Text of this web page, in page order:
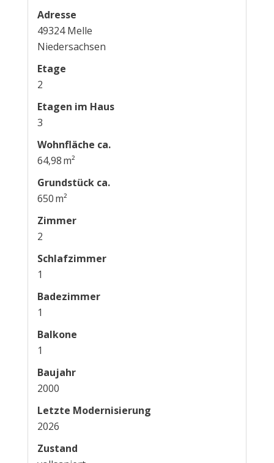
Adresse
49324 Melle
Niedersachsen
Etage
2
Etagen im Haus
3
Wohnfläche ca.
64,98 m²
Grund­stück ca.
650 m²
Zimmer
2
Schlafzimmer
1
Badezimmer
1
Balkone
1
Baujahr
2000
Letzte Modernisierung
2026
Zustand